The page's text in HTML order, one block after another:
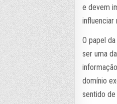
e devem
influenciar
O papel
ser uma
domínio
sentido